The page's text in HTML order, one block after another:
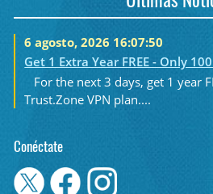
6 agosto, 2026 16:07:50
Get 1 Extra Year FREE - Only
For the next 3 days, get 1 year
Trust.Zone VPN plan....
Conéctate